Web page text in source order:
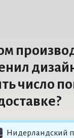
число
Нидерландский